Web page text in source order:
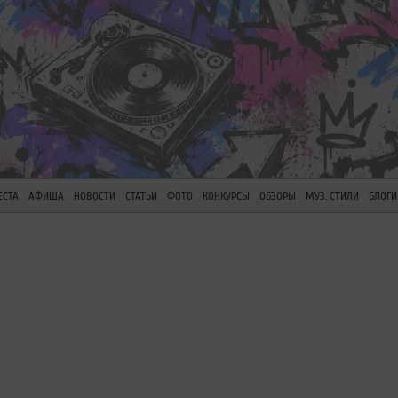
АФИША НОВОСТИ СТАТЬИ ФОТО КОНКУРСЫ ОБЗОРЫ МУЗ. СТИЛИ БЛОГИ